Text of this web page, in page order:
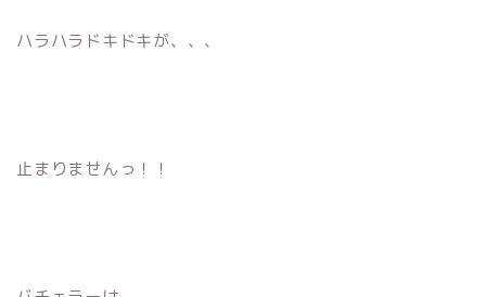
ハラハラドキドキが、、、
止まりませんっ！！